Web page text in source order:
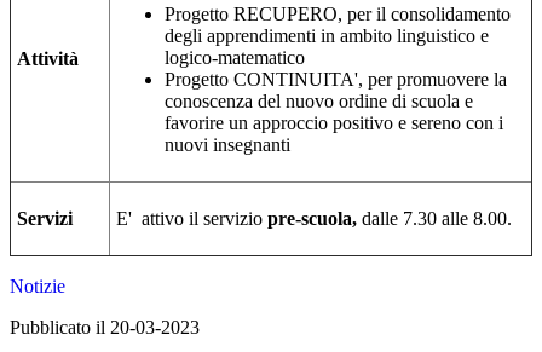
Attività
Progetto RECUPERO, per il consolidamento
degli apprendimenti in ambito linguistico e
logico-matematico
Progetto CONTINUITA', per promuovere la
conoscenza del nuovo ordine di scuola e
favorire un approccio positivo e sereno con i
nuovi insegnanti
Servizi E' attivo il servizio pre-scuola, dalle 7.30 alle 8.00.
Notizie
Pubblicato il 20-03-2023